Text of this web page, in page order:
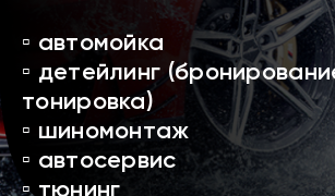
▫️ автомойка
▫️ детейлинг
тонировка)
▫️ шиномонтаж
▫️ автосервис
▫️ тюнинг